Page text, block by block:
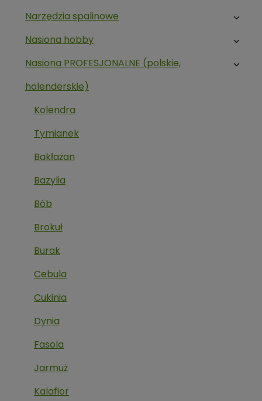
Narzędzia spalinowe
Nasiona hobby
Nasiona PROFESJONALNE (polskie,
holenderskie)
Kolendra
Tymianek
Bakłażan
Bazylia
Bób
Brokuł
Burak
Cebula
Cukinia
Dynia
Fasola
Jarmuż
Kalafior